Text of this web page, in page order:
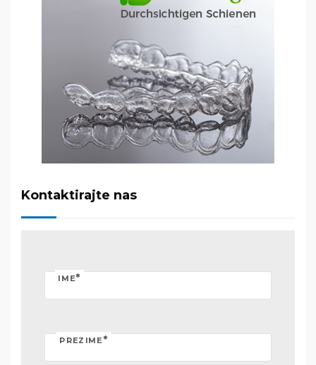
Kontaktirajte nas
IME*
PREZIME *